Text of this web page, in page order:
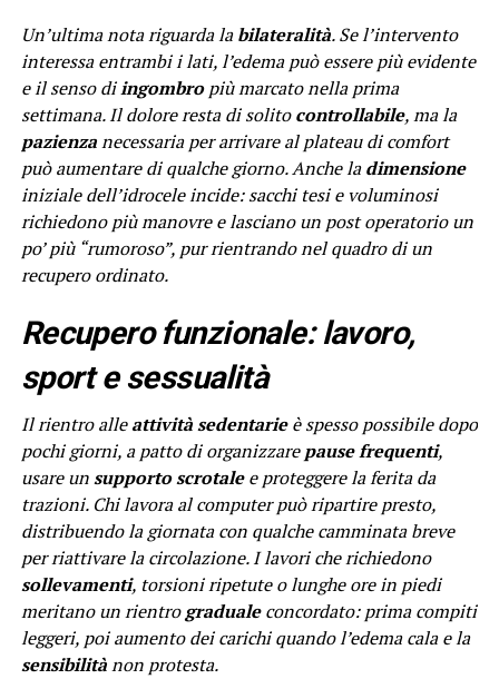
Un’ultima nota riguarda labilateralità. Se l’intervento
interessa entrambi i lati, l’edema può essere più evidente
e il senso diingombropiù marcato nella prima
settimana. Il dolore resta di solitocontrollabile, ma la
pazienzanecessaria per arrivare al plateau di comfort
può aumentare di qualche giorno. Anche ladimensione
iniziale dell’idrocele incide: sacchi tesi e voluminosi
richiedono più manovre e lasciano un post operatorio un
po’ più “rumoroso”, pur rientrando nel quadro di un
recupero ordinato.
Recupero funzionale: lavoro,
sport e sessualità
Il rientro alleattività sedentarieè spesso possibile dopo
pochi giorni, a patto di organizzarepause frequenti,
usare unsupporto scrotalee proteggere la ferita da
trazioni. Chi lavora al computer può ripartire presto,
distribuendo la giornata con qualche camminata breve
per riattivare la circolazione. I lavori che richiedono
sollevamenti, torsioni ripetute o lunghe ore in piedi
meritano un rientrogradualeconcordato: prima compiti
leggeri, poi aumento dei carichi quando l’edema cala e la
sensibilitànon protesta.